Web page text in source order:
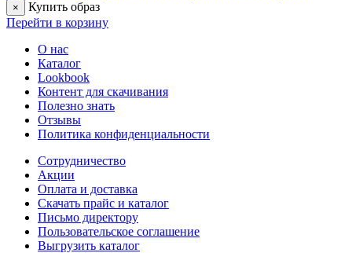
×
Купить образ
Перейти в корзину
О нас
Каталог
Lookbook
Контент для скачивания
Полезно знать
Отзывы
Политика конфиденциальности
Сотрудничество
Акции
Оплата и доставка
Скачать прайс и каталог
Письмо директору
Пользовательское соглашение
Выгрузить каталог